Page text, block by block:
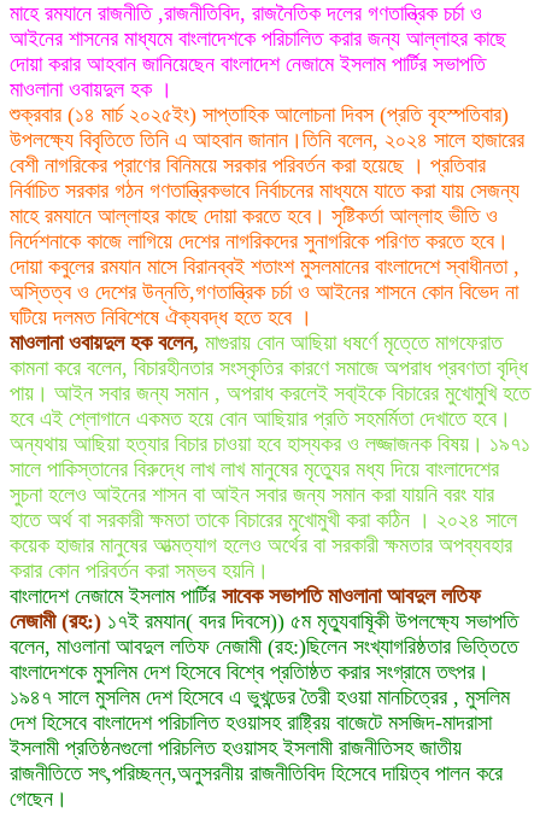
মাহে রমযানে রাজনীতি ,রাজনীতিবিদ, রাজনৈতিক দলের গণতান্ত্রিক চর্চা ও
আইনের শাসনের মাধ্যমে বাংলাদেশকে পরিচালিত করার জন্য আল্লাহর কাছে
দোয়া করার আহবান জানিয়েছেন বাংলাদেশ নেজামে ইসলাম পার্টির সভাপতি
মাওলানা ওবায়দুল হক ।
শুক্রবার (১৪ মার্চ ২০২৫ইং) সাপ্তাহিক আলোচনা দিবস (প্রতি বৃহস্পতিবার)
উপলক্ষ্যে বিবৃতিতে তিনি এ আহবান জানান।তিনি বলেন, ২০২৪ সালে হাজারের
বেশী নাগরিকের প্রাণের বিনিময়ে সরকার পরিবর্তন করা হয়েছে । প্রতিবার
নির্বাচিত সরকার গঠন গণতান্ত্রিকভাবে নির্বাচনের মাধ্যমে যাতে করা যায় সেজন্য
মাহে রমযানে আল্লাহর কাছে দোয়া করতে হবে। সৃষ্টিকর্তা আল্লাহ ভীতি ও
নির্দেশনাকে কাজে লাগিয়ে দেশের নাগরিকদের সুনাগরিকে পরিণত করতে হবে।
দোয়া কবুলের রমযান মাসে বিরানব্বই শতাংশ মুসলমানের বাংলাদেশে স্বাধীনতা ,
অস্তিত্ব ও দেশের উন্নতি,গণতান্ত্রিক চর্চা ও আইনের শাসনে কোন বিভেদ না
ঘটিয়ে দলমত নিবিশেষে ঐক্যবদ্ধ হতে হবে ।
মাওলানা ওবায়দুল হক বলেন, মাগুরায় বোন আছিয়া ধষর্ণে মৃতে্তে মাগফেরাত
কামনা করে বলেন, বিচারহীনতার সংস্কৃতির কারণে সমাজে অপরাধ প্রবণতা বৃদ্ধি
পায়। আইন সবার জন্য সমান , অপরাধ করলেই সবা্ইকে বিচারের মুখোমুখি হতে
হবে এই শ্লোগানে একমত হয়ে বোন আছিয়ার প্রতি সহমর্মিতা দেখাতে হবে।
অন্যথায় আছিয়া হত্যার বিচার চাওয়া হবে হাস্যকর ও লজ্জাজনক বিষয়। ১৯৭১
সালে পাকিস্তানের বিরুদ্ধে লাখ লাখ মানুষের মৃত্যেুর মধ্য দিয়ে বাংলাদেশের
সুচনা হলেও আইনের শাসন বা আইন সবার জন্য সমান করা যায়নি বরং যার
হাতে অর্থ বা সরকারী ক্ষমতা তাকে বিচারের মুখোমুখী করা কঠিন । ২০২৪ সালে
কয়েক হাজার মানুষের আত্মত্যাগ হলেও অর্থের বা সরকারী ক্ষমতার অপব্যবহার
করার কোন পরিবর্তন করা সম্ভব হয়নি।
বাংলাদেশ নেজামে ইসলাম পার্টিরসাবেক সভাপতি মাওলানা আবদুল লতিফ
নেজামী (রহ:) ১৭ই রমযান( বদর দিবসে)) ৫ম মৃত্যুবাষিূকী উপলক্ষ্যে সভাপতি
বলেন, মাওলানা আবদুল লতিফ নেজামী (রহ:)ছিলেন সংখ্যাগরিষ্ঠতার ভিত্তিতে
বাংলাদেশকে মুসলিম দেশ হিসেবে বিশ্বে প্রতিাষ্ঠত করার সংগ্রামে তৎপর।
১৯৪৭ সালে মুসলিম দেশ হিসেবে এ ভুখন্ডের তৈরী হওয়া মানচিত্রের , মুসলিম
দেশ হিসেবে বাংলাদেশ পরিচালিত হওয়াসহ রাষ্ট্রিয় বাজেটে মসজিদ-মাদরাসা
ইসলামী প্রতিষ্ঠনগুলো পরিচলিত হওয়াসহ ইসলামী রাজনীতিসহ জাতীয়
রাজনীতিতে সৎ,পরিচ্ছন্ন,অনুসরনীয় রাজনীতিবিদ হিসেবে দায়িত্ব পালন করে
গেছেন।